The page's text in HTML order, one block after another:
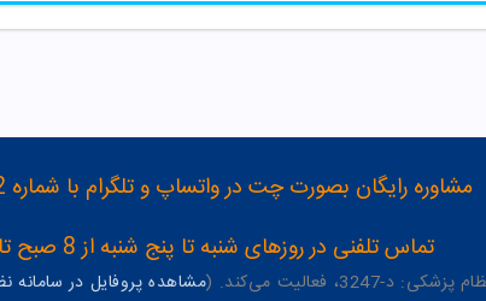
مشاوره رایگان بصورت چت در واتساپ و تلگرام با شماره 09358343612-09302007587
تماس تلفنی در روزهای شنبه تا پنج شنبه از 8 صبح تا 4 عصر به شماره 02165389693
فعالیت می‌کند. ( مشاهده پروفایل در سامانه